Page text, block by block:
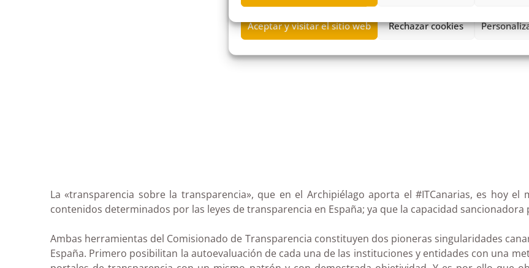
La «transparencia sobre la transparencia», que en el Archipiélago aporta el #ITCanarias, es hoy
contenidos determinados por las leyes de transparencia en España; ya que la capacidad sancionadora
Ambas herramientas del Comisionado de Transparencia constituyen dos pioneras singularidades
España. Primero posibilitan la autoevaluación de cada una de las instituciones y entidades con una